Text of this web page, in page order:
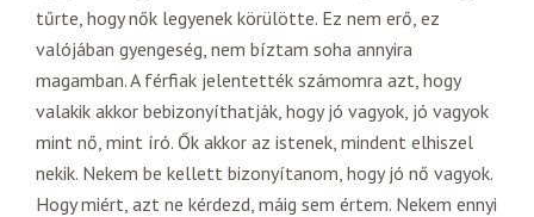
tűrte, hogy nők legyenek körülötte. Ez nem erő, ez
valójában gyengeség, nem bíztam soha annyira
magamban. A férfiak jelentették számomra azt, hogy
valakik akkor bebizonyíthatják, hogy jó vagyok, jó vagyok
mint nő, mint író. Ők akkor az istenek, mindent elhiszel
nekik. Nekem be kellett bizonyítanom, hogy jó nő vagyok.
Hogy miért, azt ne kérdezd, máig sem értem. Nekem ennyi